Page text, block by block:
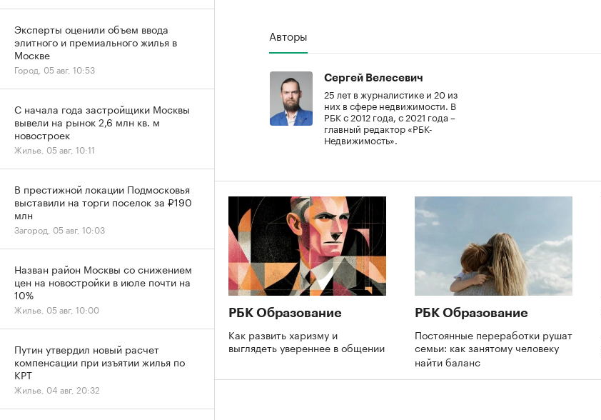
Авторы
Сергей Велесевич
25 лет в журналистике и 20 из
них в сфере недвижимости. В
РБК с 2012 года, с 2021 года –
главный редактор «РБК-
Недвижимость».
РБК Образование
Как развить харизму и
выглядеть увереннее в общении
РБК Образование
Постоянные переработки рушат
семьи: как занятому человеку
найти баланс
Эксперты оценили объем ввода
элитного и премиального жилья в
Москве
Город, 05 авг, 10:53
С начала года застройщики Москвы
вывели на рынок 2,6 млн кв. м
новостроек
Жилье, 05 авг, 10:11
В престижной локации Подмосковья
выставили на торги поселок за ₽190
млн
Загород, 05 авг, 10:03
Назван район Москвы со снижением
цен на новостройки в июле почти на
10%
Жилье, 05 авг, 10:00
Путин утвердил новый расчет
компенсации при изъятии жилья по
КРТ
Жилье, 04 авг, 20:32